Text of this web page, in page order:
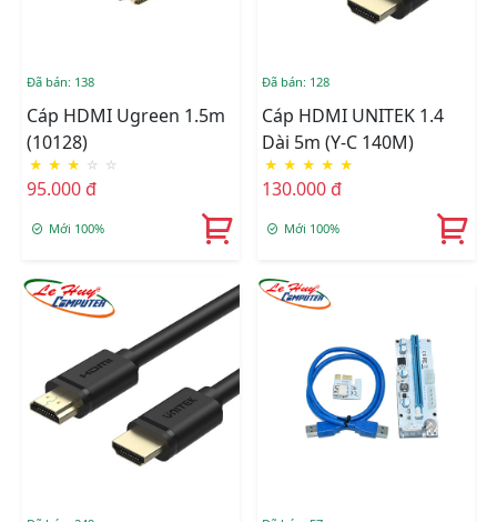
Đã bán: 138
Cáp HDMI Ugreen 1.5m
(10128)
★ ★ ★ ☆ ☆
95.000 đ
Mới 100%
Đã bán: 128
Cáp HDMI UNITEK 1.4
Dài 5m (Y-C 140M)
★ ★ ★ ★ ★
130.000 đ
Mới 100%